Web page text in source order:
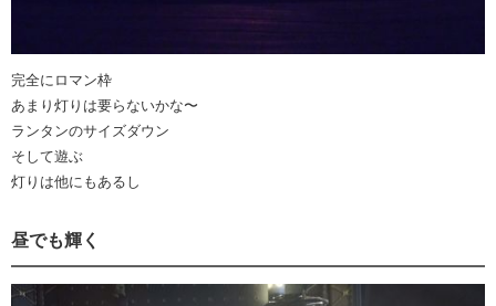
完全にロマン枠
あまり灯りは要らないかな〜
ランタンのサイズダウン
そして遊ぶ
灯りは他にもあるし
昼でも輝く